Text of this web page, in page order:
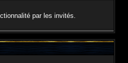
par les invités.